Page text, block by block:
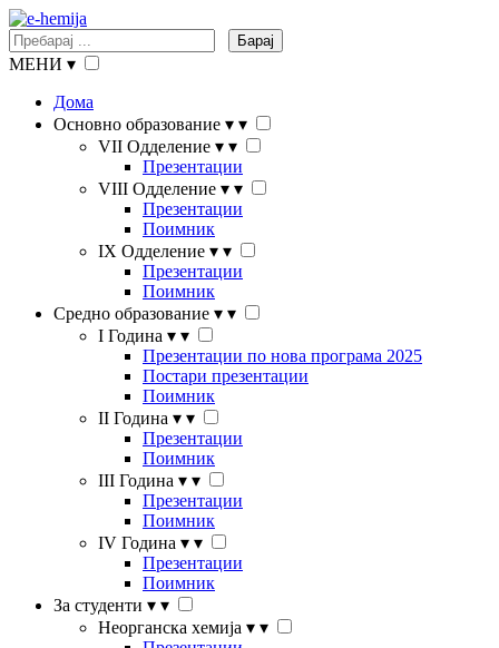
Барај
МЕНИ ▾
Дома
Основно образование ▾ ▾
VII Одделение ▾ ▾
Презентации
VIII Одделение ▾ ▾
Презентации
Поимник
IX Одделение ▾ ▾
Презентации
Поимник
Средно образование ▾ ▾
I Година ▾ ▾
Презентации по нова програма 2025
Постари презентации
Поимник
II Година ▾ ▾
Презентации
Поимник
III Година ▾ ▾
Презентации
Поимник
IV Година ▾ ▾
Презентации
Поимник
За студенти ▾ ▾
Неорганска хемија ▾ ▾